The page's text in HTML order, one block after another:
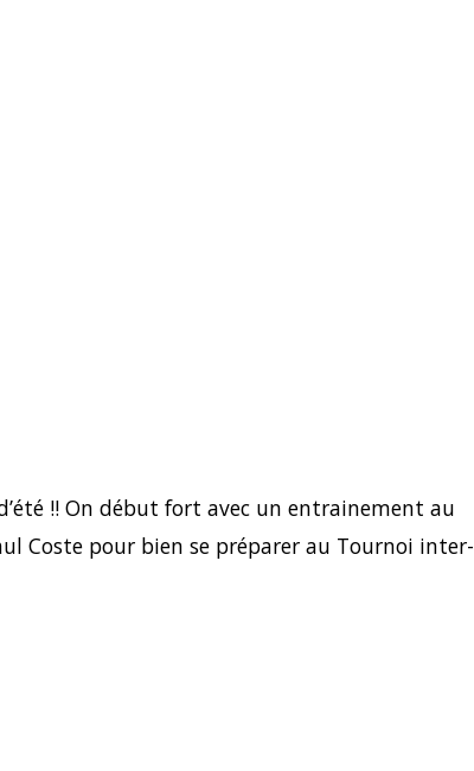
!! On début fort avec un entrainement au
Coste pour bien se préparer au Tournoi inter-